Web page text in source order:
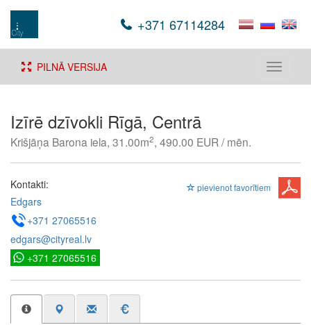
+371 67114284
Toggle
PILNĀ VERSIJA
Izīrē dzīvokli Rīgā, Centrā
Krišjāņa Barona iela, 31.00m2, 490.00 EUR / mēn.
pievienot favorītiem
Kontakti:
Edgars
+371 27065516
edgars@cityreal.lv
+371 27065516